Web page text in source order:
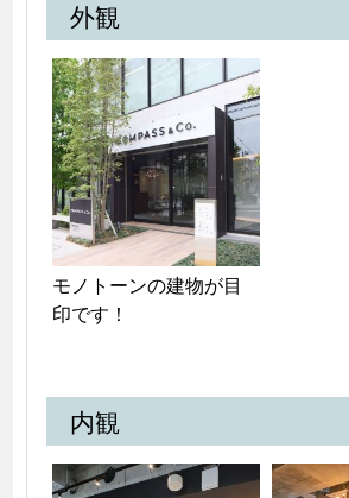
外観
モノトーンの建物が目
印です！
内観